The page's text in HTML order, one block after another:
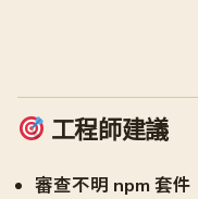
工程師建議
審查不明 npm 套件